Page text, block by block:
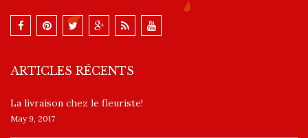
ARTICLES RÉCENTS
La livraison chez le fleuriste!
May 9, 2017